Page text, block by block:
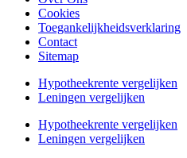
Cookies
Toegankelijkheidsverklaring
Contact
Sitemap
Hypotheekrente vergelijken
Leningen vergelijken
Hypotheekrente vergelijken
Leningen vergelijken